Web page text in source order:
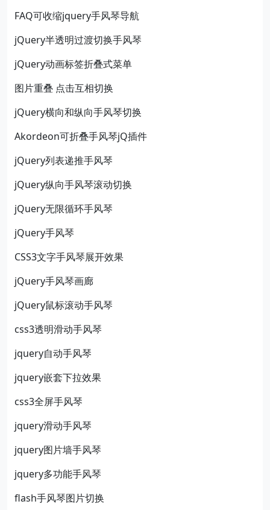
FAQ可收缩jquery手风琴导航
jQuery半透明过渡切换手风琴
jQuery动画标签折叠式菜单
图片重叠 点击互相切换
jQuery横向和纵向手风琴切换
Akordeon可折叠手风琴jQ插件
jQuery列表递推手风琴
jQuery纵向手风琴滚动切换
jQuery无限循环手风琴
jQuery手风琴
CSS3文字手风琴展开效果
jQuery手风琴画廊
jQuery鼠标滚动手风琴
css3透明滑动手风琴
jquery自动手风琴
jquery嵌套下拉效果
css3全屏手风琴
jquery滑动手风琴
jquery图片墙手风琴
jquery多功能手风琴
flash手风琴图片切换